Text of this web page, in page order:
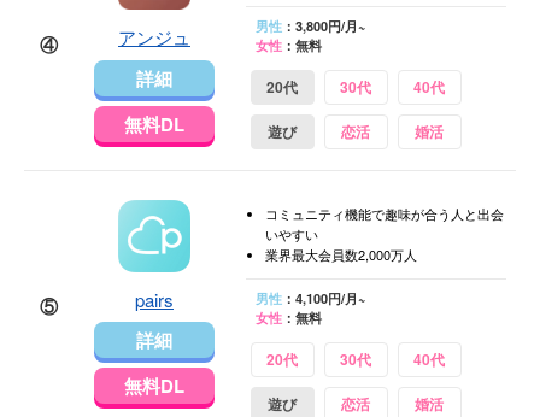
④ アンジュ
詳細
無料DL
男性：3,800円/月~
女性：無料
20代 30代 40代
遊び 恋活 婚活
⑤ pairs
詳細
無料DL
コミュニティ機能で趣味が合う人と出会
いやすい
業界最大会員数2,000万人
男性：4,100円/月~
女性：無料
20代 30代 40代
遊び 恋活 婚活